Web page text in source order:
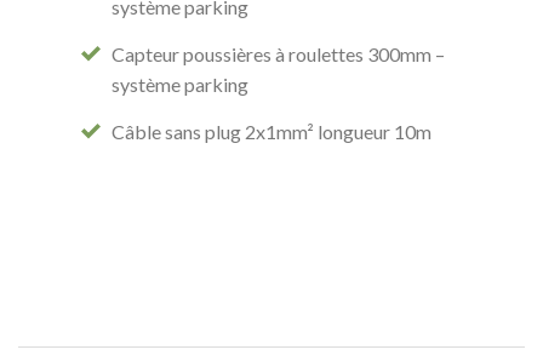
système parking
Capteur poussières à roulettes 300mm –
système parking
Câble sans plug 2x1mm² longueur 10m